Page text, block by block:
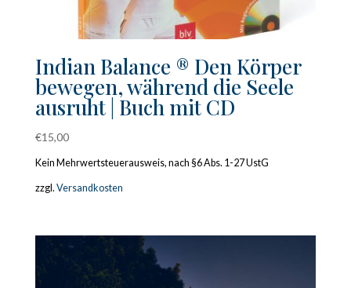
Indian Balance ® Den Körper
bewegen, während die Seele
ausruht | Buch mit CD
€15,00
Kein Mehrwertsteuerausweis, nach §6 Abs. 1-27 UstG
zzgl. Versandkosten